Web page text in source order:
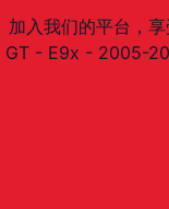
加入我们的平台，
GT - E9x - 2005-